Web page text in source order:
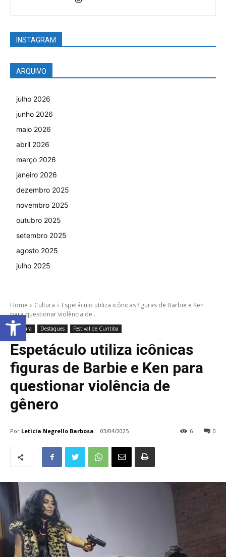
INSTAGRAM
ARQUIVO
julho 2026
junho 2026
maio 2026
abril 2026
março 2026
janeiro 2026
dezembro 2025
novembro 2025
outubro 2025
setembro 2025
agosto 2025
julho 2025